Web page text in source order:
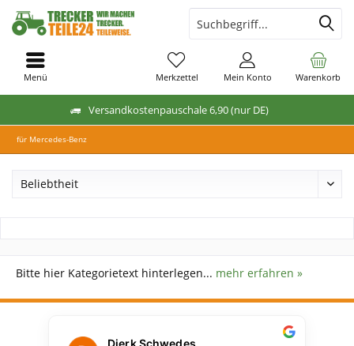
Versandkostenpauschale 6,90 (nur DE)
Warenkorb
Merkzettel Mein Konto
Menü
für Mercedes-Benz
Bitte hier Kategorietext hinterlegen... mehr erfahren »